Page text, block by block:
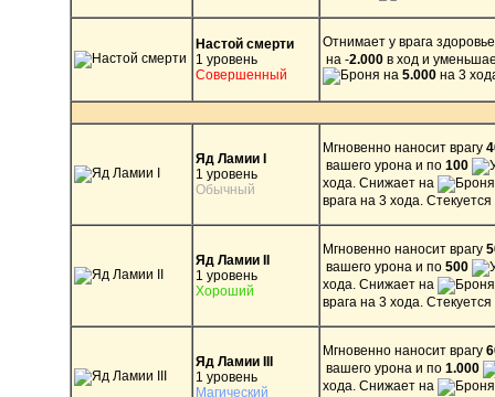
Настой смерти
1 уровень
Совершенный
Отнимает у врага
на -2.000 в ход и
на 5.000 на 3
Яд Ламии I
1 уровень
Обычный
Мгновенно наносит врагу
вашего урона и по 100
хода. Снижает на
врага на 3 хода.
Яд Ламии II
1 уровень
Хороший
Мгновенно наносит врагу
вашего урона и по 500
хода. Снижает на
врага на 3 хода.
Яд Ламии III
1 уровень
Магический
Мгновенно наносит врагу
вашего урона и по 1.000
хода. Снижает на